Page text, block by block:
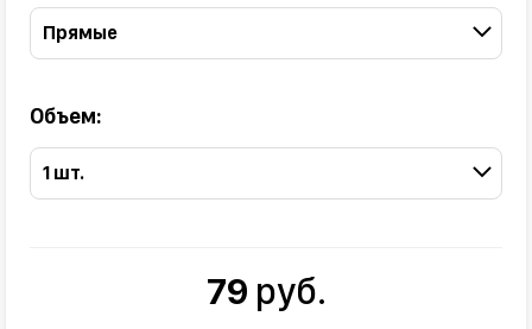
Прямые
Объем:
1 шт.
79 руб.